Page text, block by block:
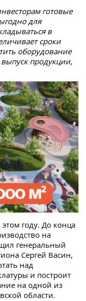
готовые
для
в
сроки
оборудование
продукции,
году. До конца
на
генеральный
Сергей Васин,
над
и построит
на одной из
области.